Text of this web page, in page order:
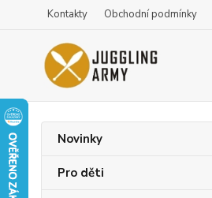
Kontakty Obchodní podmínky
Novinky
Pro děti